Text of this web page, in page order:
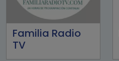
Familia Radio
TV